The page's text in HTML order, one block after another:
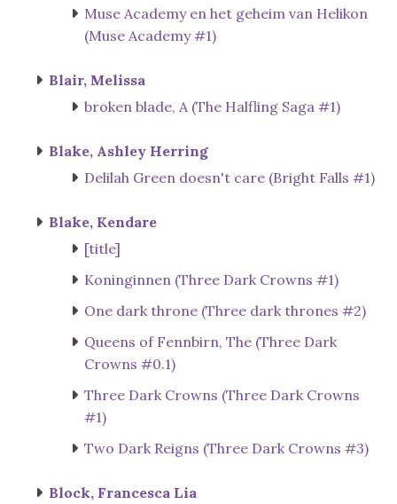
Muse Academy en het geheim van Helikon
(Muse Academy #1)
Blair, Melissa
broken blade, A (The Halfling Saga #1)
Blake, Ashley Herring
Delilah Green doesn't care (Bright Falls #1)
Blake, Kendare
[title]
Koninginnen (Three Dark Crowns #1)
One dark throne (Three dark thrones #2)
Queens of Fennbirn, The (Three Dark
Crowns #0.1)
Three Dark Crowns (Three Dark Crowns
#1)
Two Dark Reigns (Three Dark Crowns #3)
Block, Francesca Lia